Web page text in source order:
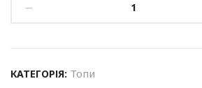
КАТЕГОРІЯ: Топи